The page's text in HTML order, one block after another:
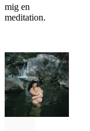
mig en
meditation.